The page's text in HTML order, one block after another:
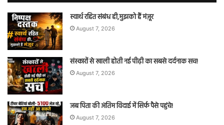
स्वार्थ रहित संबंध ही,मुझको हैं मंज़ूर
August 7, 2026
संस्कारों से खाली होती नई पीढ़ी का सबसे दर्दनाक सच!
August 7, 2026
जब पिता की अंतिम विदाई में सिर्फ पैसे पहुंचे!
August 7, 2026